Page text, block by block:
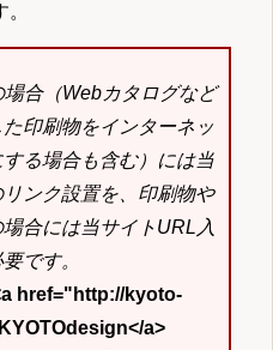
合（Webカタログなど
印刷物をインターネッ
る場合も含む）には当
ンク設置を、印刷物や
合には当サイトURL入
です。
href="http://kyoto-
a>